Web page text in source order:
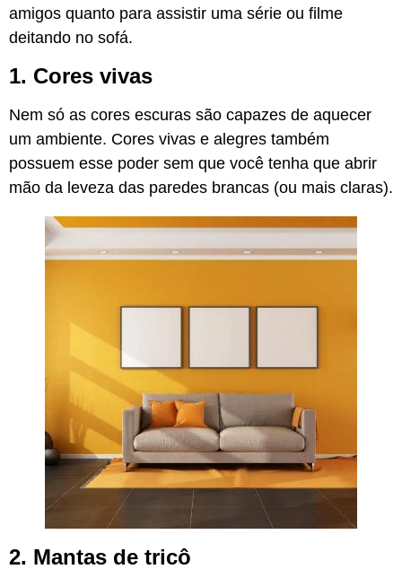
amigos quanto para assistir uma série ou filme
deitando no sofá.
1. Cores vivas
Nem só as cores escuras são capazes de aquecer
um ambiente. Cores vivas e alegres também
possuem esse poder sem que você tenha que abrir
mão da leveza das paredes brancas (ou mais claras).
2. Mantas de tricô